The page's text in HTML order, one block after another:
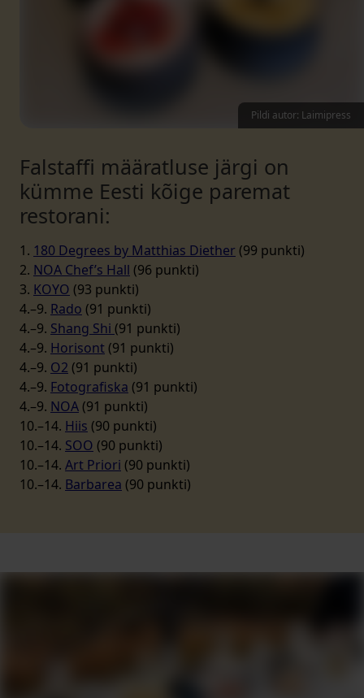
Falstaffi määratluse järgi on
kümme Eesti kõige paremat
restorani:
1. 180 Degrees by Matthias Diether (99 punkti)
2. NOA Chef’s Hall (96 punkti)
3. KOYO (93 punkti)
4.–9. Rado (91 punkti)
4.–9. Shang Shi (91 punkti)
4.–9. Horisont (91 punkti)
4.–9. O2 (91 punkti)
4.–9. Fotografiska (91 punkti)
4.–9. NOA (91 punkti)
10.–14. Hiis (90 punkti)
10.–14. SOO (90 punkti)
10.–14. Art Priori (90 punkti)
10.–14. Barbarea (90 punkti)
Pildi autor: Laimipress